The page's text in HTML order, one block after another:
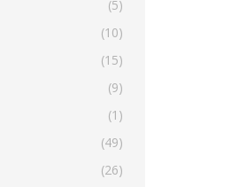
(5)
(10)
(15)
(9)
(1)
(49)
(26)